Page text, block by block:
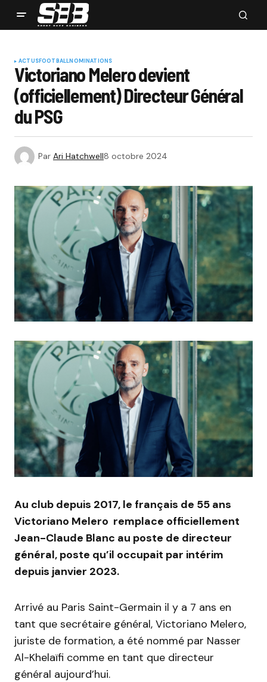
ACTUSFOOTBALLNOMINATIONS
Victoriano Melero devient
(officiellement) Directeur Général
du PSG
Par Ari Hatchwell8 octobre 2024
Au club depuis 2017, le français de 55 ans
Victoriano Melero remplace officiellement
Jean-Claude Blanc au poste de directeur
général, poste qu’il occupait par intérim
depuis janvier 2023.
Arrivé au Paris Saint-Germain il y a 7 ans en
tant que secrétaire général, Victoriano Melero,
juriste de formation, a été nommé par Nasser
Al-Khelaïfi comme en tant que directeur
général aujourd’hui.